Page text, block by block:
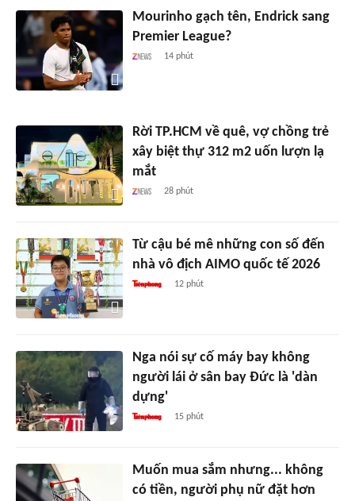
Mourinho gạch tên, Endrick sang
Premier League?
14 phút
Rời TP.HCM về quê, vợ chồng trẻ
xây biệt thự 312 m2 uốn lượn lạ
mắt
28 phút
Từ cậu bé mê những con số đến
nhà vô địch AIMO quốc tế 2026
12 phút
Nga nói sự cố máy bay không
người lái ở sân bay Đức là 'dàn
dựng'
15 phút
Muốn mua sắm nhưng... không
có tiền, người phụ nữ đặt hơn